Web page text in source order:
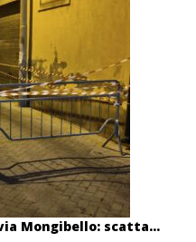
Mongibello: scatta...